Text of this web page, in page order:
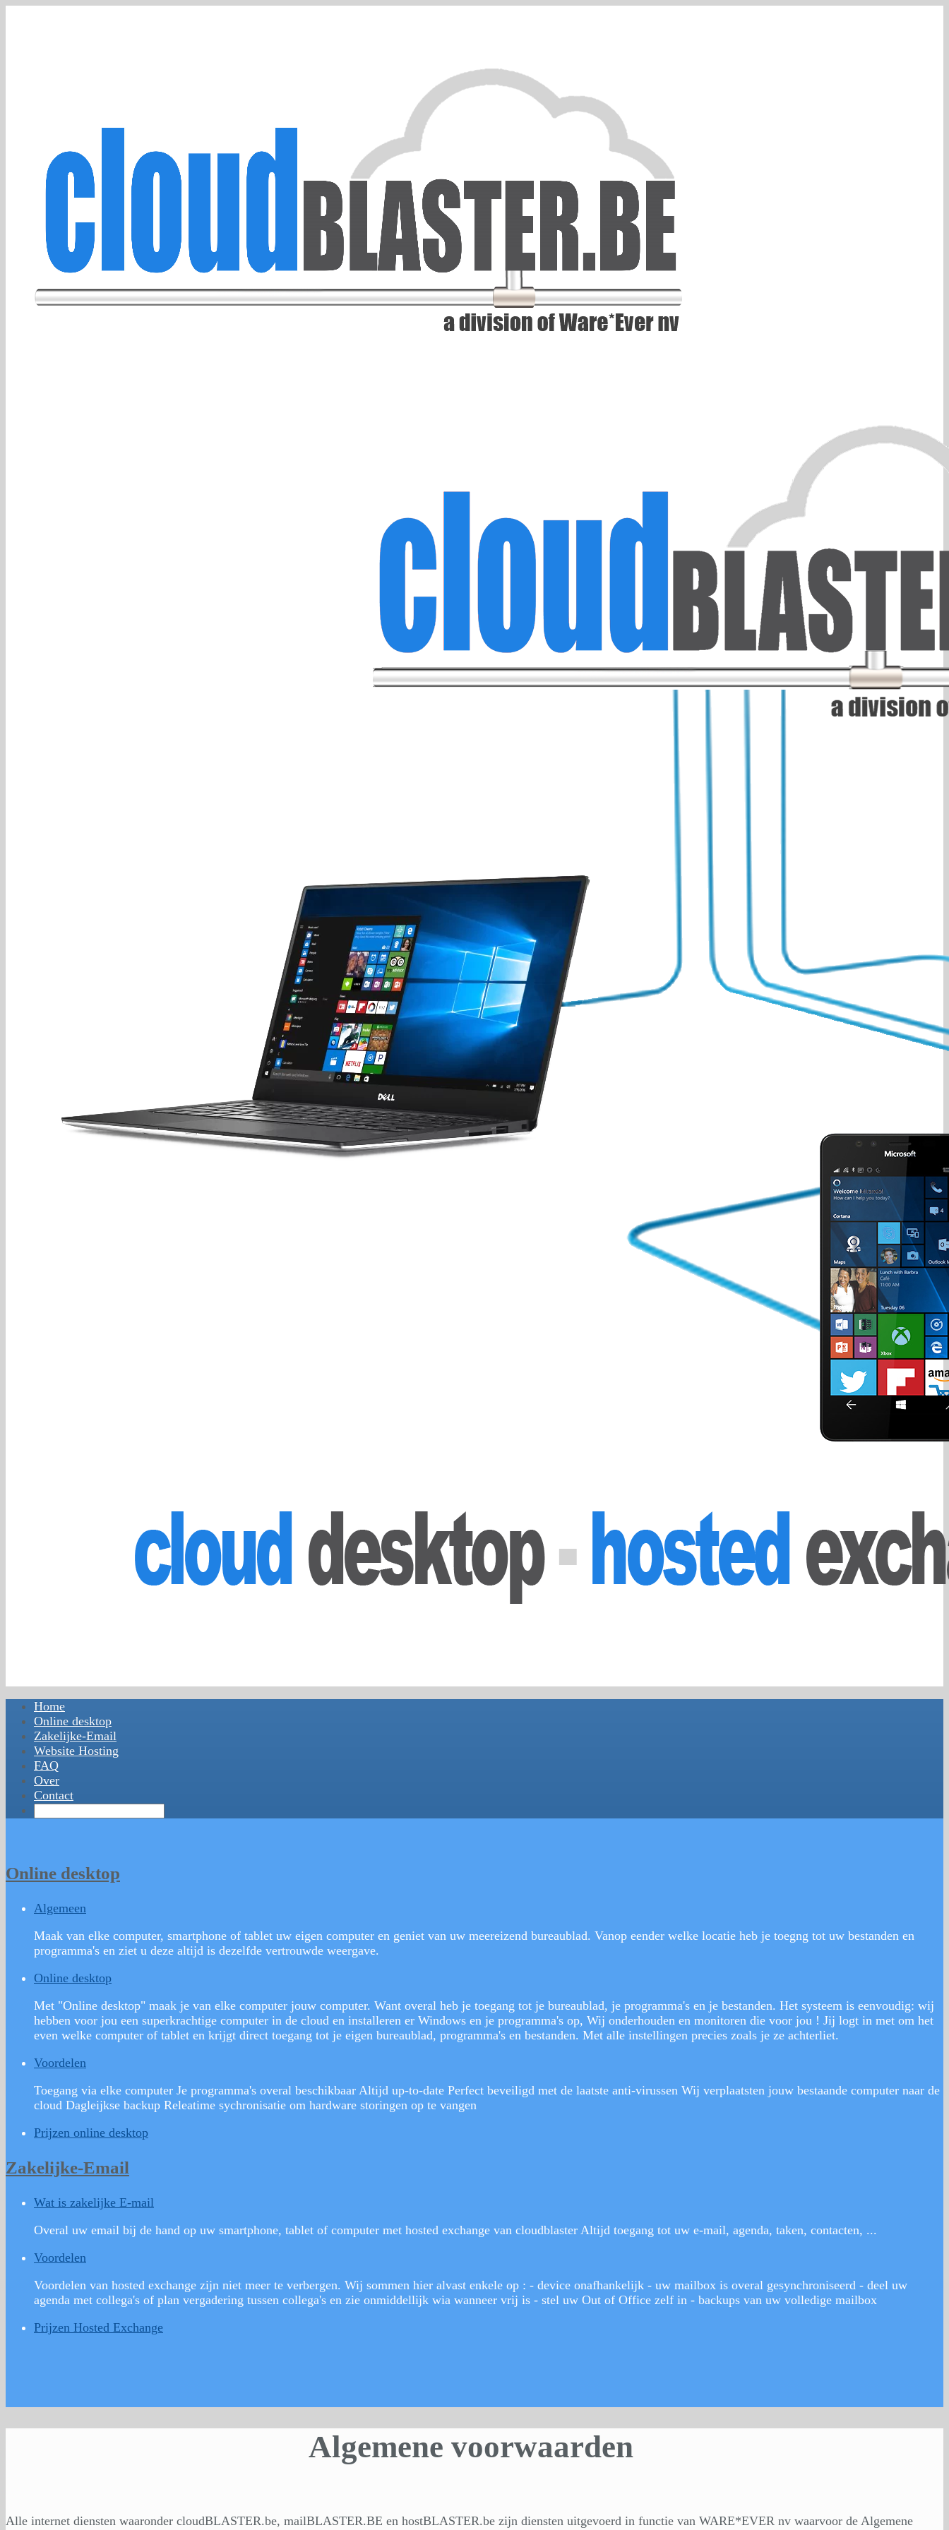
Home
Online desktop
Zakelijke-Email
Website Hosting
FAQ
Over
Contact
Online desktop
Algemeen
Maak van elke computer, smartphone of tablet uw eigen computer en geniet van uw meereizend bureaublad. Vanop eender welke locatie heb je toegng tot uw bestanden en
programma's en ziet u deze altijd is dezelfde vertrouwde weergave.
Online desktop
Met "Online desktop" maak je van elke computer jouw computer. Want overal heb je toegang tot je bureaublad, je programma's en je bestanden. Het systeem is eenvoudig: wij
hebben voor jou een superkrachtige computer in de cloud en installeren er Windows en je programma's op, Wij onderhouden en monitoren die voor jou ! Jij logt in met om het
even welke computer of tablet en krijgt direct toegang tot je eigen bureaublad, programma's en bestanden. Met alle instellingen precies zoals je ze achterliet.
Voordelen
Toegang via elke computer Je programma's overal beschikbaar Altijd up-to-date Perfect beveiligd met de laatste anti-virussen Wij verplaatsten jouw bestaande computer naar de
cloud Dagleijkse backup Releatime sychronisatie om hardware storingen op te vangen
Prijzen online desktop
Zakelijke-Email
Wat is zakelijke E-mail
Overal uw email bij de hand op uw smartphone, tablet of computer met hosted exchange van cloudblaster Altijd toegang tot uw e-mail, agenda, taken, contacten, ...
Voordelen
Voordelen van hosted exchange zijn niet meer te verbergen. Wij sommen hier alvast enkele op : - device onafhankelijk - uw mailbox is overal gesynchroniseerd - deel uw
agenda met collega's of plan vergadering tussen collega's en zie onmiddellijk wia wanneer vrij is - stel uw Out of Office zelf in - backups van uw volledige mailbox
Prijzen Hosted Exchange
Algemene voorwaarden
Alle internet diensten waaronder cloudBLASTER.be, mailBLASTER.BE en hostBLASTER.be zijn diensten uitgevoerd in functie van WARE*EVER nv waarvoor de Algemene